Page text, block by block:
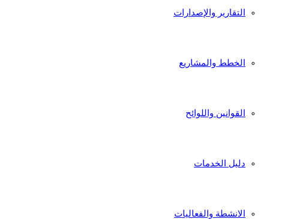
التقارير والإصدارات
الخطط والمشاريع
القوانين واللوائح
دليل الخدمات
الانشطة والفعاليات